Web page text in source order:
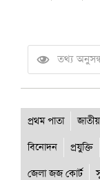
প্রথম পাতা জাতীয়
বিনোদন
প্রযুক্তি
জেলা জজ কোর্ট